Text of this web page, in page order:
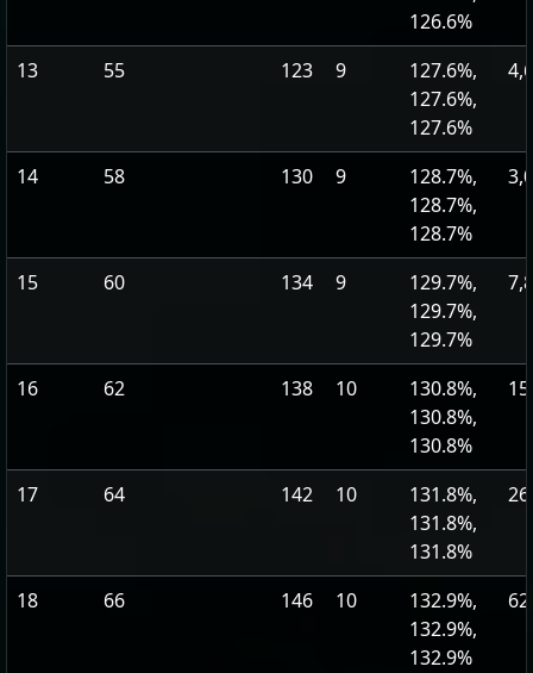
126.6%
13
55 123 9
127.6%,
127.6%,
127.6%
14 58 130 9
128.7%,
128.7%,
128.7%
15 60 134 9
129.7%,
129.7%,
129.7%
16 62 138 10
130.8%,
130.8%,
130.8%
17 64 142 10
131.8%,
131.8%,
131.8%
18 66 146 10
132.9%,
132.9%,
132.9%